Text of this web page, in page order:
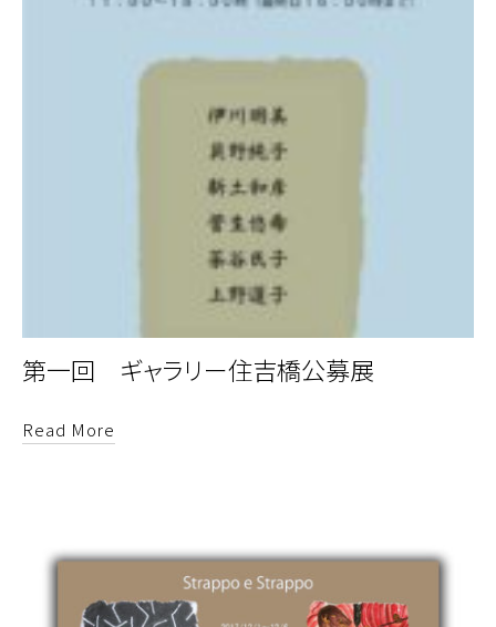
第一回 ギャラリー住吉橋公募展
Read More